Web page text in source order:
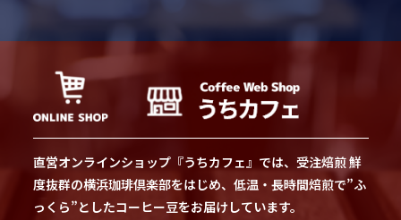
直営オンラインショップ『うちカフェ』では、受注焙煎 鮮
度抜群の横浜珈琲倶楽部をはじめ、低温・長時間焙煎で”ふ
っくら”としたコーヒー豆をお届けしています。